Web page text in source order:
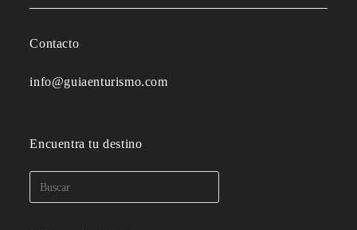
Contacto
info@guiaenturismo.com
Encuentra tu destino